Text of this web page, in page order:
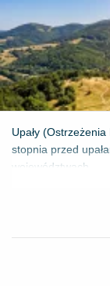
Upały
stopnia przed
województwach...